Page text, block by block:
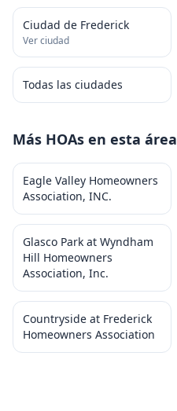
Ciudad de Frederick
Ver ciudad
Todas las ciudades
Más HOAs en esta área
Eagle Valley Homeowners
Association, INC.
Glasco Park at Wyndham
Hill Homeowners
Association, Inc.
Countryside at Frederick
Homeowners Association